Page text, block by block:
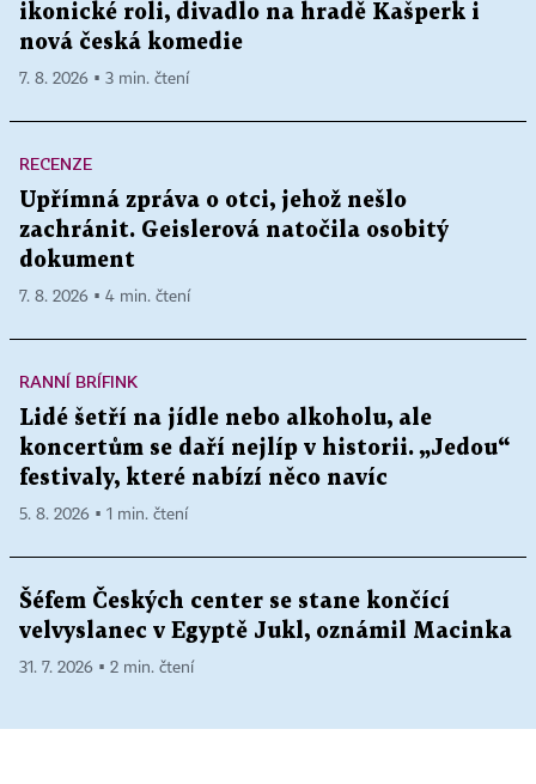
ikonické roli, divadlo na hradě Kašperk i
nová česká komedie
7. 8. 2026 ▪ 3 min. čtení
RECENZE
Upřímná zpráva o otci, jehož nešlo
zachránit. Geislerová natočila osobitý
dokument
7. 8. 2026 ▪ 4 min. čtení
RANNÍ BRÍFINK
Lidé šetří na jídle nebo alkoholu, ale
koncertům se daří nejlíp v historii. „Jedou“
festivaly, které nabízí něco navíc
5. 8. 2026 ▪ 1 min. čtení
Šéfem Českých center se stane končící
velvyslanec v Egyptě Jukl, oznámil Macinka
31. 7. 2026 ▪ 2 min. čtení